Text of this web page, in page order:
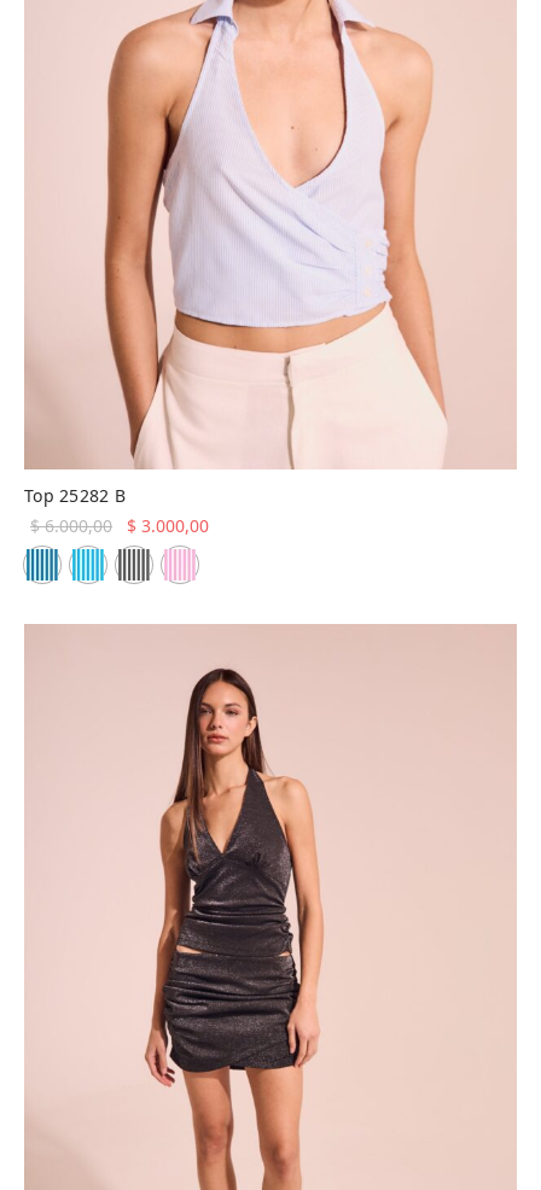
Top 25282 B
$6.000,00
El precio
original
era:
$ 3.000,00